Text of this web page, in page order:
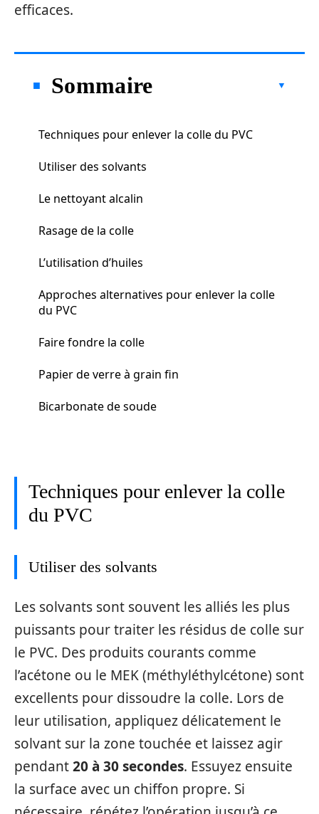
efficaces.
Sommaire
Techniques pour enlever la colle du PVC
Utiliser des solvants
Le nettoyant alcalin
Rasage de la colle
L’utilisation d’huiles
Approches alternatives pour enlever la colle
du PVC
Faire fondre la colle
Papier de verre à grain fin
Bicarbonate de soude
Techniques pour enlever la colle
du PVC
Utiliser des solvants
Les solvants sont souvent les alliés les plus
puissants pour traiter les résidus de colle sur
le PVC. Des produits courants comme
l’acétone ou le MEK (méthyléthylcétone) sont
excellents pour dissoudre la colle. Lors de
leur utilisation, appliquez délicatement le
solvant sur la zone touchée et laissez agir
pendant20 à 30 secondes. Essuyez ensuite
la surface avec un chiffon propre. Si